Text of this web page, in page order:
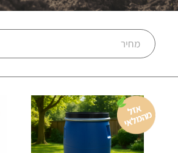
א
זל
מ
ה
מ
ל
א
י